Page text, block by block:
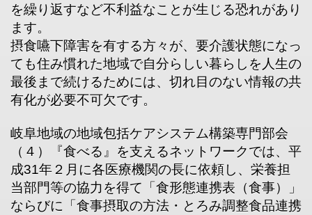
を繰り返すなど不利益なことが生じる恐れがあり
ます。
摂食嚥下障害を有する方々が、要介護状態になっ
ても住み慣れた地域で自分らしい暮らしを人生の
最後まで続けるためには、切れ目のない情報の共
有化が必要不可欠です。
岐阜地域の地域包括ケアシステム構築専門部会
（４）『食べる』を支えるネットワークでは、平
成31年２月に各医療機関の長に依頼し、栄養担
当部門等の協力を得て「食形態連携表（食事）」
ならびに「食事摂取の方法・とろみ調整食品連携